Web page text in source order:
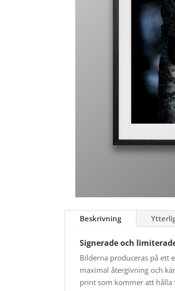
Beskrivning
Signerade och
Bilderna produceras på ett
maximal återgivning och
print som kommer att hålla